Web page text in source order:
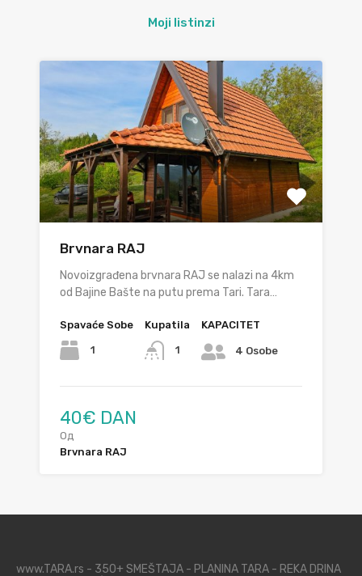
Moji listinzi
Brvnara RAJ
Novoizgrađena brvnara RAJ se nalazi na 4km
od Bajine Bašte na putu prema Tari. Tara…
Spavaće Sobe
1
Kupatila
1
KAPACITET
4 Osobe
40€ DAN
Од
Brvnara RAJ
www.TARA.rs - 350+ SMEŠTAJA - PLANINA TARA - REKA DRINA